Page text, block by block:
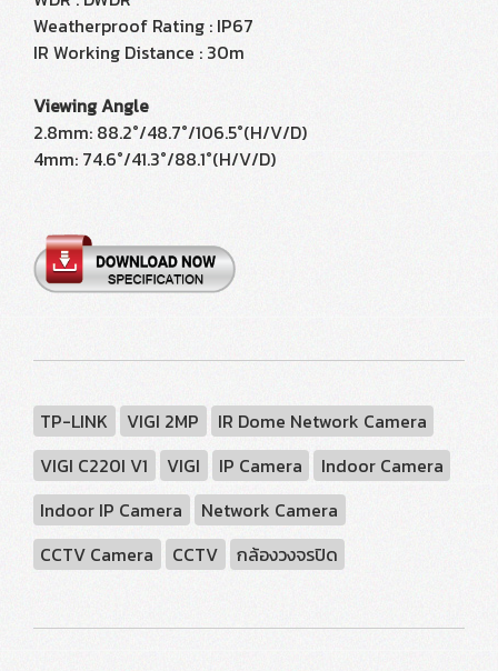
Weatherproof Rating : IP67
IR Working Distance : 30m
Viewing Angle
2.8mm: 88.2°/48.7°/106.5°(H/V/D)
4mm: 74.6°/41.3°/88.1°(H/V/D)
TP-LINK VIGI 2MP
IR Dome Network Camera
VIGI C220I V1
VIGI IP Camera
Indoor Camera
Indoor IP Camera
Network Camera
CCTV Camera
CCTV กล้องวงจรปิด